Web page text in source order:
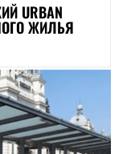
URBAN
ЖИЛЬЯ